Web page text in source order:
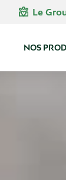
diversity_4 Le
NOS